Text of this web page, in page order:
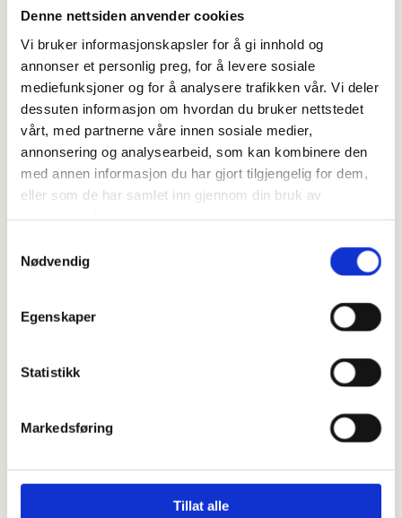
Denne nettsiden anvender cookies
Vi bruker informasjonskapsler for å gi innhold og
annonser et personlig preg, for å levere sosiale
mediefunksjoner og for å analysere trafikken vår. Vi deler
dessuten informasjon om hvordan du bruker nettstedet
vårt, med partnerne våre innen sosiale medier,
annonsering og analysearbeid, som kan kombinere den
med annen informasjon du har gjort tilgjengelig for dem,
eller som de har samlet inn gjennom din bruk av
Nødvendig
Egenskaper
Statistikk
Markedsføring
Tillat alle
3,5 dl vann
15 gram smør/ flytende melange
Dette gjør du:
Sett ovnen på 215 C etter heving
Start med å finne frem alle ingrediensene og vei dem opp.
I fingerlunkent vann tilsetter du smør eller flytende melange.
Løs opp gjæren i vannet og tilsett de tørre ingrediensene og bland
ved hjelp av kjøkken maskin i ca 5 min.
Kle en brødform med bakrpapir og hell deigen i.
La heve i 30-45 min.
Sett en bolle med varmt vann i bunn av ovnen og stek i ca 45-50
min. Har du dampovn så bruker du dampovn funksjonen ;)
Nytes med ditt favorittpålegg.